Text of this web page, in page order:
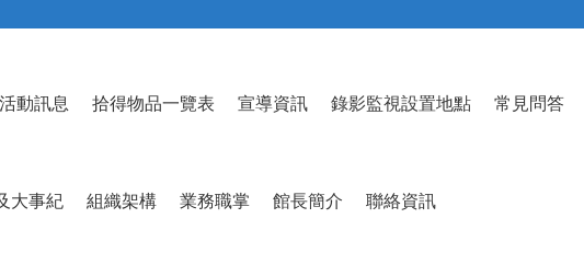
活動訊息 拾得物品一覽表 宣導資訊 錄影監視設置地點 常見問答
大事紀 組織架構 業務職掌 館長簡介 聯絡資訊